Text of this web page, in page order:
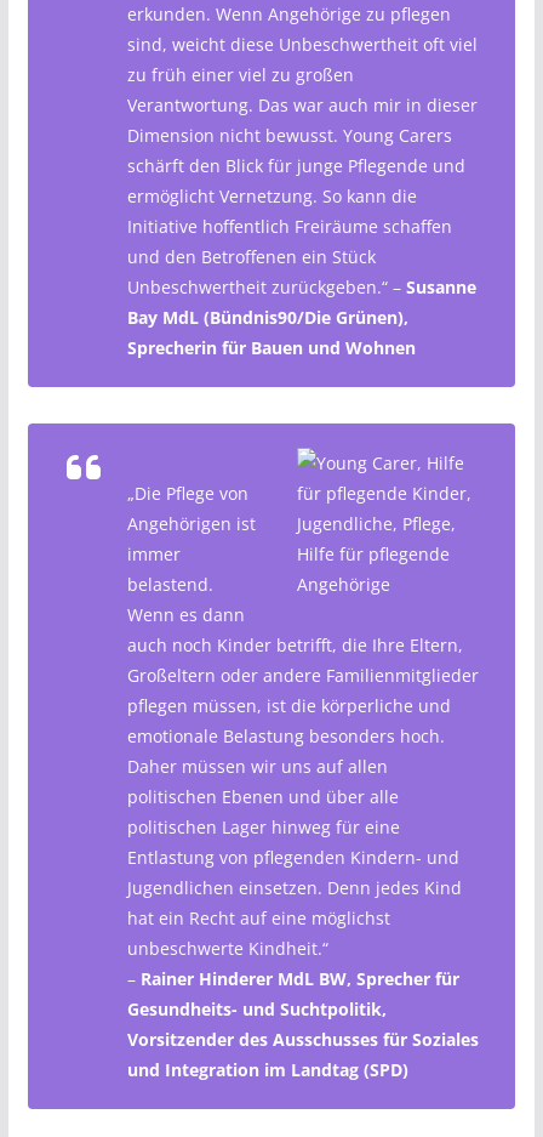
erkunden. Wenn Angehörige zu pflegen
sind, weicht diese Unbeschwertheit oft viel
zu früh einer viel zu großen
Verantwortung. Das war auch mir in dieser
Dimension nicht bewusst. Young Carers
schärft den Blick für junge Pflegende und
ermöglicht Vernetzung. So kann die
Initiative hoffentlich Freiräume schaffen
und den Betroffenen ein Stück
Unbeschwertheit zurückgeben.“ – Susanne
Bay MdL (Bündnis90/Die Grünen),
Sprecherin für Bauen und Wohnen
„Die Pflege von
Angehörigen ist
immer
belastend.
Wenn es dann
auch noch Kinder betrifft, die Ihre Eltern,
Großeltern oder andere Familienmitglieder
pflegen müssen, ist die körperliche und
emotionale Belastung besonders hoch.
Daher müssen wir uns auf allen
politischen Ebenen und über alle
politischen Lager hinweg für eine
Entlastung von pflegenden Kindern- und
Jugendlichen einsetzen. Denn jedes Kind
hat ein Recht auf eine möglichst
unbeschwerte Kindheit.“
– Rainer Hinderer MdL BW, Sprecher für
Gesundheits- und Suchtpolitik,
Vorsitzender des Ausschusses für Soziales
und Integration im Landtag (SPD)